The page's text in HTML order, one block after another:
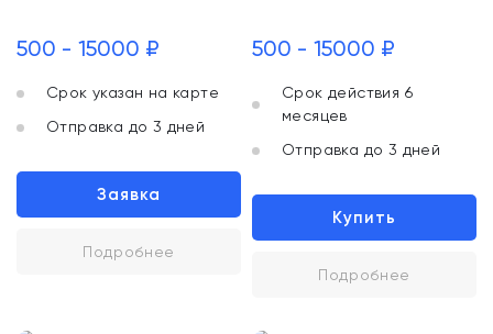
500 - 15000 ₽
Срок указан на карте
Отправка до 3 дней
Заявка
Подробнее
500 - 15000 ₽
Срок действия 6
месяцев
Отправка до 3 дней
Купить
Подробнее